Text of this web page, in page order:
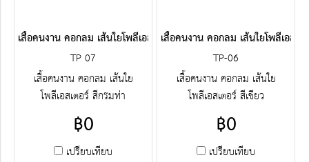
เสื้อคนงาน คอกลม เส้นใยโพลีเอสเตอร์ สีกรมท่า
TP 07
เสื้อคนงาน คอกลม เส้นใย
โพลีเอสเตอร์ สีกรมท่า
฿0
เปรียบเทียบ
เสื้อคนงาน คอกลม เส้นใยโพลีเอสเ
TP-06
เสื้อคนงาน คอกลม เส้นใย
โพลีเอสเตอร์ สีเขียว
฿0
เปรียบเทียบ